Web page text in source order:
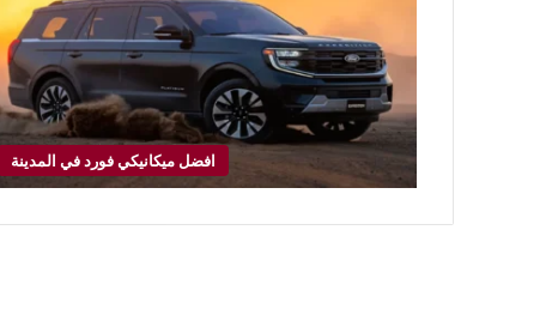
افضل ميكانيكي فورد في المدينة